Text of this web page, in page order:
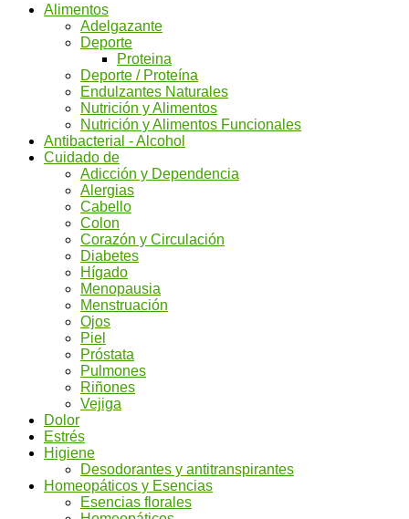
Alimentos
Adelgazante
Deporte
Proteina
Deporte / Proteína
Endulzantes Naturales
Nutrición y Alimentos
Nutrición y Alimentos Funcionales
Antibacterial - Alcohol
Cuidado de
Adicción y Dependencia
Alergias
Cabello
Colon
Corazón y Circulación
Diabetes
Hígado
Menopausia
Menstruación
Ojos
Piel
Próstata
Pulmones
Riñones
Vejiga
Dolor
Estrés
Higiene
Desodorantes y antitranspirantes
Homeopáticos y Esencias
Esencias florales